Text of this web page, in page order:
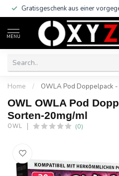
Gratisgeschenk aus einer
MENU
Home / OWLA Pod Doppelpack
OWL OWLA Pod
Sorten-20mg/ml
OWL (0)